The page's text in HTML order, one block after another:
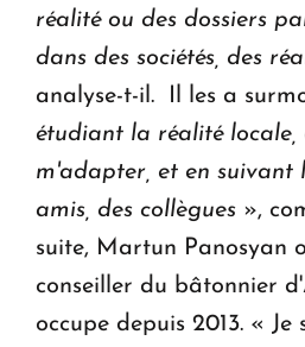
réalité ou des dossiers
dans des sociétés, des
analyse-t-il. Il les a
étudiant la réalité locale,
m'adapter, et en suivant
amis, des collègues »,
suite, Martun Panosyan
conseiller du bâtonnier
occupe depuis 2013. « Je